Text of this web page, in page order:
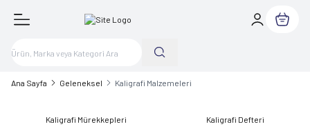
Sepetim
Ana Sayfa Geleneksel Kaligrafi Malzemeleri